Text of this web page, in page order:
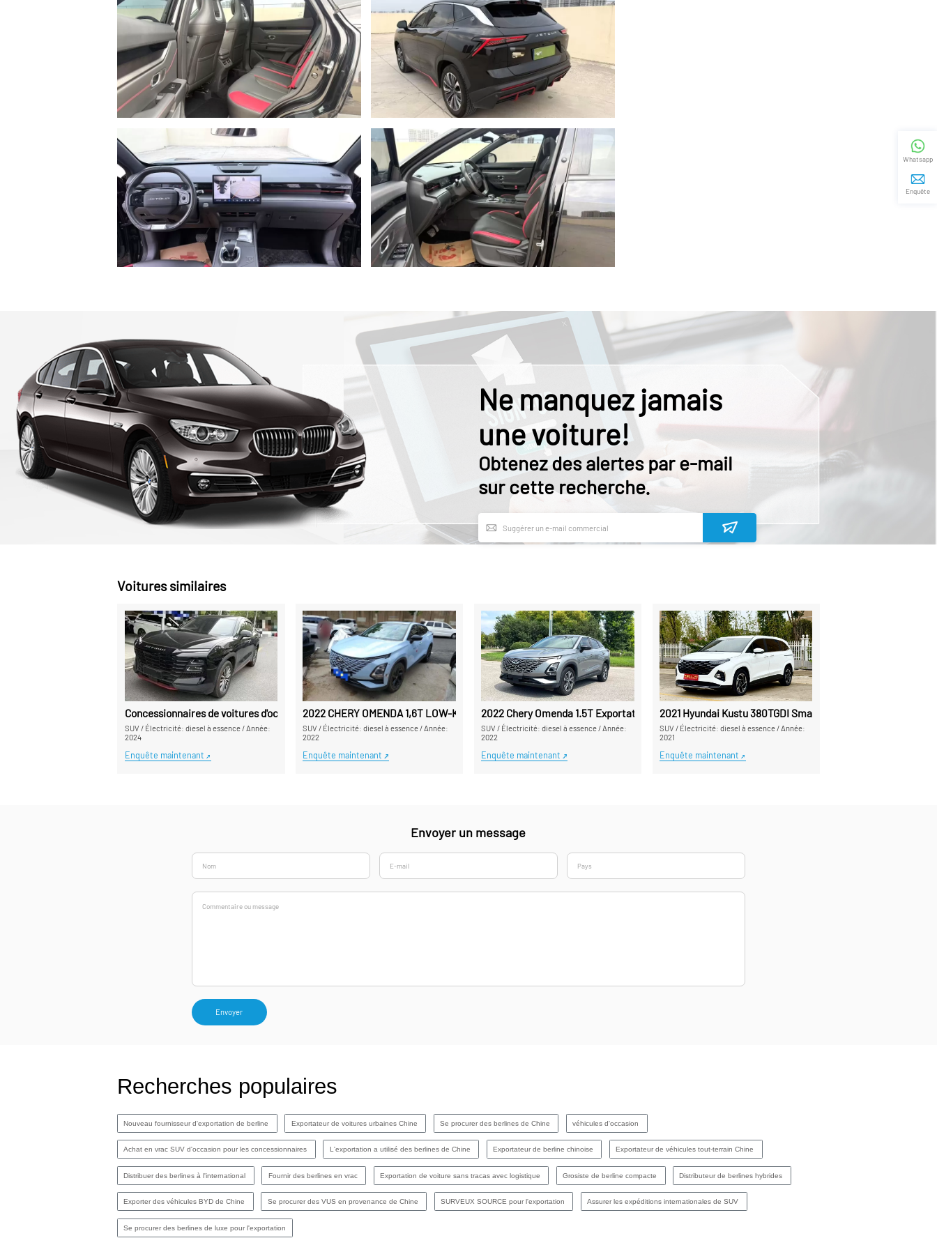
Ne manquez jamais
une voiture!
Obtenez des alertes par e-mail
sur cette recherche.
Voitures similaires
Concessionnaires de voitures d'occasion en Chine 2024 Jetour Dasheng 1.5T
SUV / Électricité: diesel à essence/Année:
2024
Enquête maintenant
2022 CHERY OMENDA 1,6T LOW-KILOMOMETHERE USET TO - Un exportateur de voitures d'occasion chinois de confiance
SUV / Électricité: diesel à essence/Année:
2022
Enquête maintenant
2022 Chery Omenda 1.5T Exportation de voiture d'occasion de la Chine
SUV / Électricité: diesel à essence/Année:
2022
Enquête maintenant
2021 Hyundai Kustu 380TGDI Smart Love Premium Edition
SUV / Électricité: diesel à essence/Année:
2021
Enquête maintenant
Envoyer un message
Envoyer
Recherches populaires
Nouveau fournisseur d'exportation de berline Exportateur de voitures urbaines Chine Se procurer des berlines de Chine véhicules d'occasion
Achat en vrac SUV d'occasion pour les concessionnaires L'exportation a utilisé des berlines de Chine Exportateur de berline chinoise Exportateur de véhicules tout-terrain Chine
Distribuer des berlines à l'international Fournir des berlines en vrac Exportation de voiture sans tracas avec logistique Grosiste de berline compacte Distributeur de berlines hybrides
Exporter des véhicules BYD de Chine Se procurer des VUS en provenance de Chine SURVEUX SOURCE pour l'exportation Assurer les expéditions internationales de SUV
Se procurer des berlines de luxe pour l'exportation
Whatsapp
Enquête